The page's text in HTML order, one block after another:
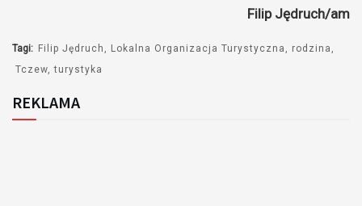
Filip Jędruch/am
Tagi: Filip Jędruch Lokalna Organizacja Turystyczna
rodzina
Tczew turystyka
REKLAMA